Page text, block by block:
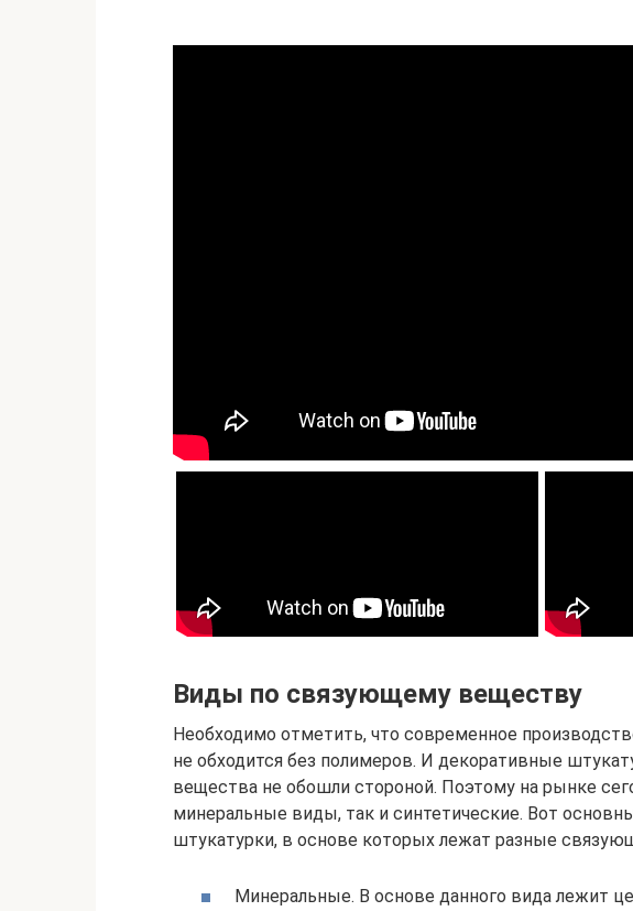
Виды по связующему веществу
Необходимо отметить, что современное
не обходится без полимеров. И декоративные
вещества не обошли стороной. Поэтому на рынке
минеральные виды, так и синтетические. Вот
штукатурки, в основе которых лежат разные
Минеральные. В основе данного вида лежит